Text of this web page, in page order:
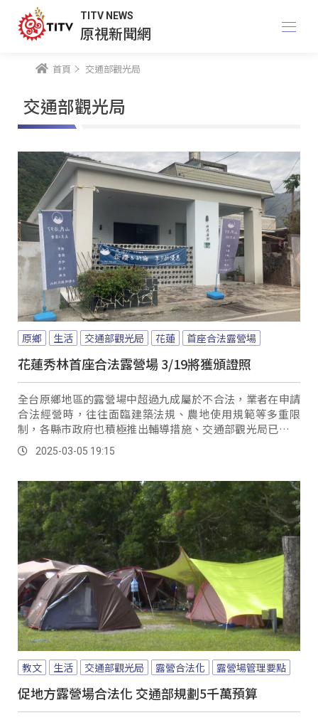
TITV NEWS
原視新聞網
首頁 交通部觀光局
交通部觀光局
原鄉 生活 交通部觀光局 花蓮 首座合法露營場
花蓮秀林首座合法露營場 3/19將獲頒證照
全台原鄉地區的露營場中超過九成屬於不合法，業者在申請
合法經營時，往往面臨建築法規、農地使用規範等多重限
制，各縣市政府也積極推出輔導措施、交通部觀光局已辦理
多場次說明會；而花蓮第一家申請合法露營場位在秀林鄉，
也成為花蓮縣建築自治條例新法施行後，首例成功申請合法
2025-03-05 19:15
教文 生活 交通部觀光局 露營合法化 露營場管理要點
促地方露營場合法化 交通部規劃5千萬預算